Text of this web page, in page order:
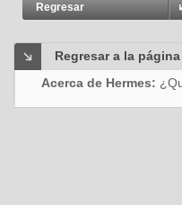
Regresar
Regresar a la
Acerca de Hermes: